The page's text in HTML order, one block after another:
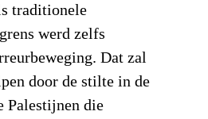
traditionele
werd zelfs
Dat zal
door de stilte in de
Palestijnen die